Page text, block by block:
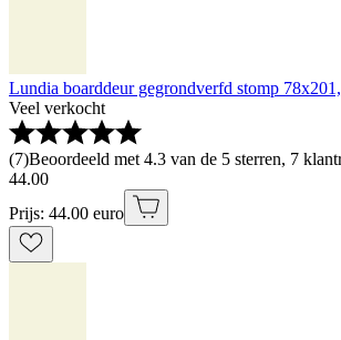
Lundia boarddeur gegrondverfd stomp
Veel verkocht
(7)Beoordeeld met 4.3 van de 5 sterren, 7
44.00
Prijs: 44.00 euro